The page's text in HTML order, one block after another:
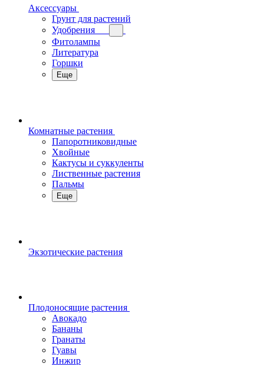
Аксессуары
Грунт для растений
Удобрения
Фитолампы
Литература
Горшки
Еще
Комнатные растения
Папоротниковидные
Хвойные
Кактусы и суккуленты
Лиственные растения
Пальмы
Еще
Экзотические растения
Плодоносящие растения
Авокадо
Бананы
Гранаты
Гуавы
Инжир